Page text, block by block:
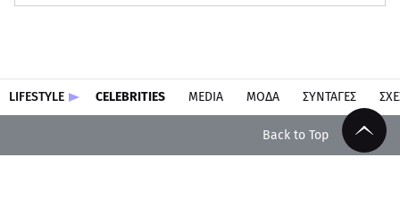
LIFESTYLE CELEBRITIES MEDIA ΜΟΔΑ ΣΥΝΤΑΓΕΣ
Back to Top